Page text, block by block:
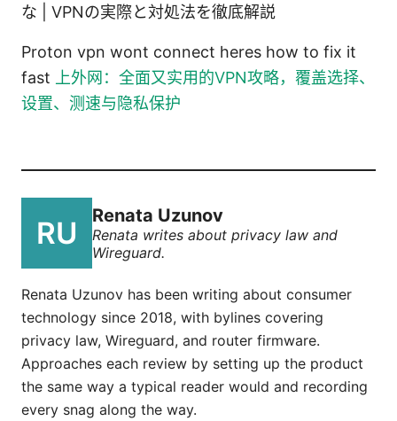
な | VPNの実際と対処法を徹底解説
Proton vpn wont connect heres how to fix it
fast
上外网：全面又实用的VPN攻略，覆盖选择、
设置、测速与隐私保护
Renata Uzunov
Renata writes about privacy law and
Wireguard.
Renata Uzunov has been writing about consumer
technology since 2018, with bylines covering
privacy law, Wireguard, and router firmware.
Approaches each review by setting up the product
the same way a typical reader would and recording
every snag along the way.